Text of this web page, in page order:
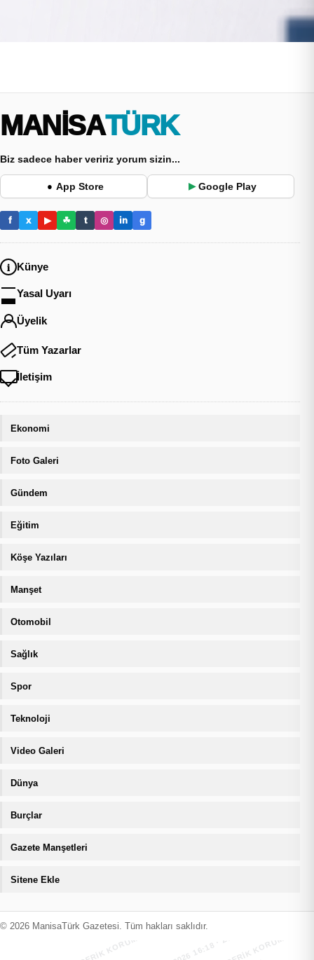
MANİSA TÜRK
Biz sadece haber veririz yorum sizin...
● App Store ▶ Google Play
f x ▶ ☘ t ◎ in g
Künye
Yasal Uyarı
Üyelik
Tüm Yazarlar
İletişim
Ekonomi
Foto Galeri
Gündem
Eğitim
Köşe Yazıları
Manşet
Otomobil
Sağlık
Spor
Teknoloji
Video Galeri
Dünya
Burçlar
Gazete Manşetleri
Sitene Ekle
© 2026 ManisaTürk Gazetesi. Tüm hakları saklıdır.
MANİSATÜRK İÇERİK KORUMA · 08.08.2026 16:18 · ZIYARETÇI
MANİSATÜRK İÇERİK KORUMA